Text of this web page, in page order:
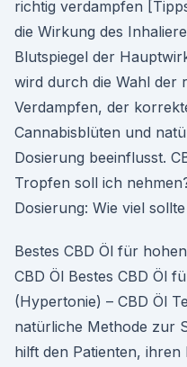
richtig verdampfen
die Wirkung des
Blutspiegel der
wird durch die Wahl der
Verdampfen, der
Cannabisblüten und
Dosierung beeinflusst.
Tropfen soll ich
Dosierung: Wie viel
Bestes CBD Öl für
CBD Öl Bestes CBD Öl
(Hypertonie) – CBD Öl
natürliche Methode zur
hilft den Patienten,